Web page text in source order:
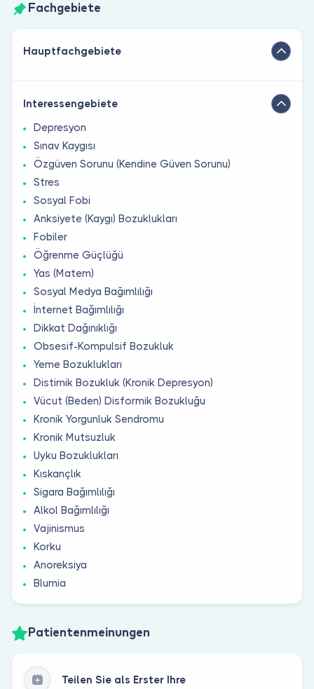
Fachgebiete
Hauptfachgebiete
Interessengebiete
Depresyon
Sınav Kaygısı
Özgüven Sorunu (Kendine Güven Sorunu)
Stres
Sosyal Fobi
Anksiyete (Kaygı) Bozuklukları
Fobiler
Öğrenme Güçlüğü
Yas (Matem)
Sosyal Medya Bağımlılığı
İnternet Bağımlılığı
Dikkat Dağınıklığı
Obsesif-Kompulsif Bozukluk
Yeme Bozuklukları
Distimik Bozukluk (Kronik Depresyon)
Vücut (Beden) Disformik Bozukluğu
Kronik Yorgunluk Sendromu
Kronik Mutsuzluk
Uyku Bozuklukları
Kıskançlık
Sigara Bağımlılığı
Alkol Bağımlılığı
Vajinismus
Korku
Anoreksiya
Blumia
Patientenmeinungen
Teilen Sie als Erster Ihre